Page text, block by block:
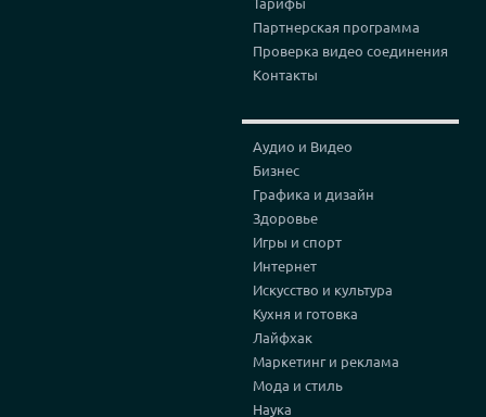
Партнерская программа
Проверка видео соединения
Контакты
Аудио и Видео
Бизнес
Графика и дизайн
Здоровье
Игры и спорт
Интернет
Искусство и культура
Кухня и готовка
Лайфхак
Маркетинг и реклама
Мода и стиль
Наука